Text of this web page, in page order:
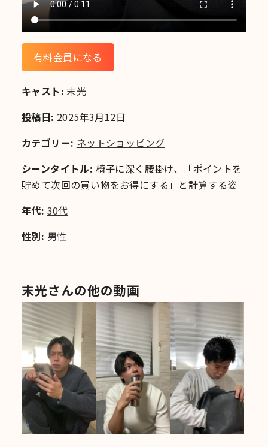
有料会員になる
キャスト: 末光
投稿日: 2025年3月12日
カテゴリー: ネットショッピング
シーンタイトル: 椅子に深く腰掛け、「ポイントを
貯めて次回の買い物をお得にする」と計算する姿
年代: 30代
性別: 男性
末光さんの他の動画